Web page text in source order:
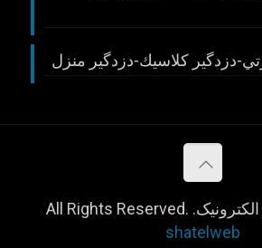
دزدگير كلاسيك-دزدگير منزل
shatelweb